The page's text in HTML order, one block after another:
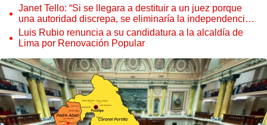
Janet Tello: “Si se llegara a destituir a un juez porque
una autoridad discrepa, se eliminaría la independencia
judicial”
Luis Rubio renuncia a su candidatura a la alcaldía de
Lima por Renovación Popular